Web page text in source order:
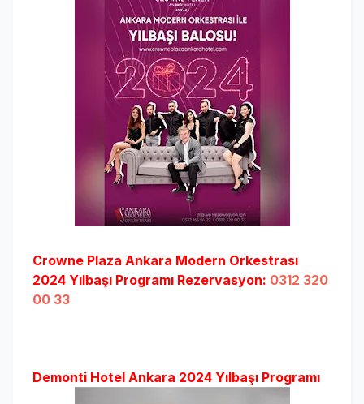
Crowne Plaza Ankara Modern Orkestrası
2024 Yılbaşı Programı Rezervasyon: 0312 320
00 33
Demonti Hotel Ankara 2024 Yılbaşı Programı